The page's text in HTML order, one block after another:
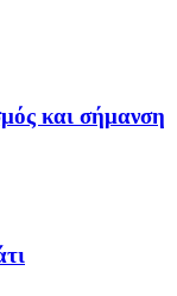
και σήμανση